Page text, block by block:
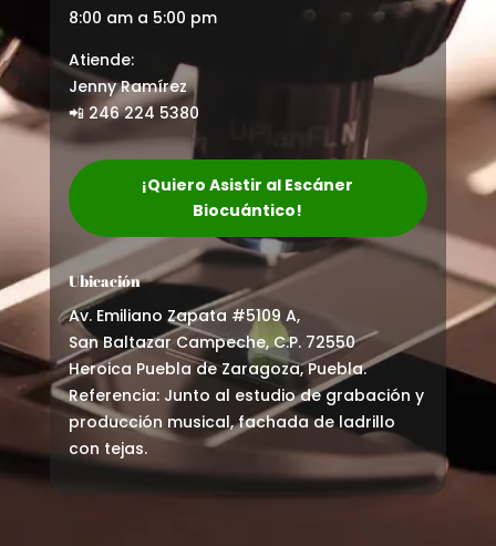
8:00 am a 5:00 pm
Atiende:
Jenny Ramírez
📲 246 224 5380
¡Quiero Asistir al Escáner
Biocuántico!
Ubicación
Av. Emiliano Zapata #5109 A,
San Baltazar Campeche, C.P. 72550
Heroica Puebla de Zaragoza, Puebla.
Referencia: Junto al estudio de grabación y
producción musical, fachada de ladrillo
con tejas.